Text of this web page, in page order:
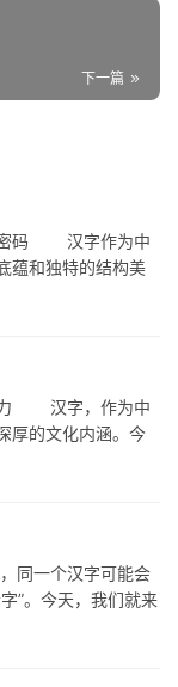
下一篇
密码 汉字作为中
蕴和独特的结构美
力 汉字，作为中
厚的文化内涵。今
一个汉字可能会
”。今天，我们就来